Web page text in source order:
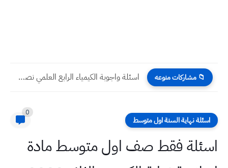
📁 مشاركات منوعه اسئلة واجوبة الكيمياء الرابع العلمي نصف السنة 2023
اسئلة نهاية السنة اول متوسط
0
اسئلة فقط صف اول متوسط مادة